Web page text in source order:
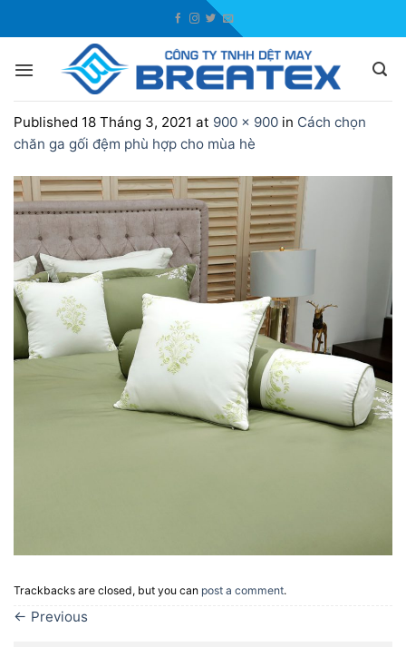
Published 18 Tháng 3, 2021 at 900 × 900 in Cách chọn
chăn ga gối đệm phù hợp cho mùa hè
Trackbacks are closed, but you can post a comment.
← Previous